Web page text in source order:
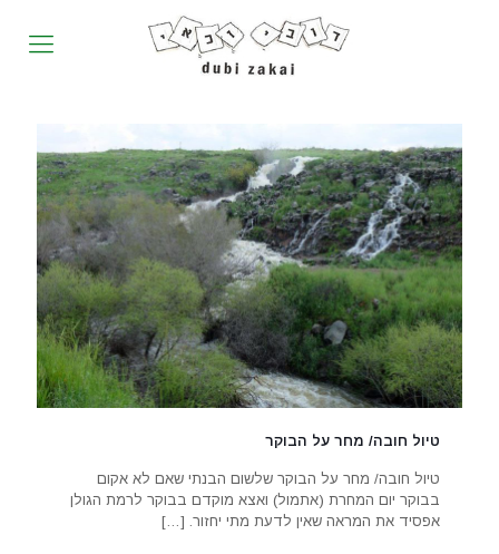
טיול חובה/ מחר על הבוקר
טיול חובה/ מחר על הבוקר שלשום הבנתי שאם לא אקום
בבוקר יום המחרת (אתמול) ואצא מוקדם בבוקר לרמת הגולן
אפסיד את המראה שאין לדעת מתי יחזור. […]